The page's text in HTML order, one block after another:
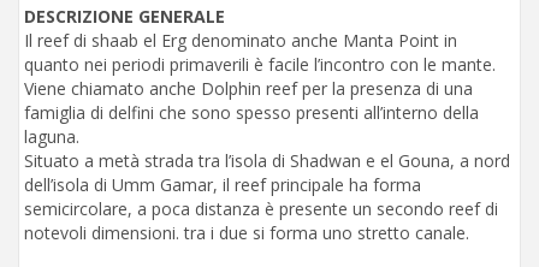
DESCRIZIONE GENERALE
Il reef di shaab el Erg denominato anche Manta Point in
quanto nei periodi primaverili è facile l’incontro con le mante.
Viene chiamato anche Dolphin reef per la presenza di una
famiglia di delfini che sono spesso presenti all’interno della
laguna.
Situato a metà strada tra l’isola di Shadwan e el Gouna, a nord
dell’isola di Umm Gamar, il reef principale ha forma
semicircolare, a poca distanza è presente un secondo reef di
notevoli dimensioni. tra i due si forma uno stretto canale.